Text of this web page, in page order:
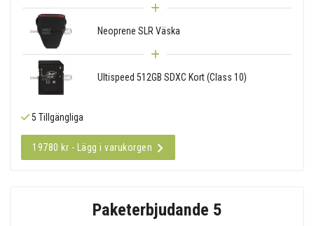
Neoprene SLR Väska
Ultispeed 512GB SDXC Kort (Class 10)
5 Tillgängliga
19780 kr - Lägg i varukorgen
Paketerbjudande 5